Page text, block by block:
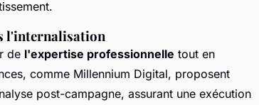
l'internalisation
de l'expertise professionnelle tout en
comme Millennium Digital, proposent
post-campagne, assurant une exécution